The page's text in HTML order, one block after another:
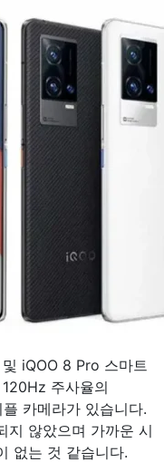
iQOO 8 Pro 스마트
주사율의
카메라가 있습니다.
지 않았으며 가까운 시
없는 것 같습니다.